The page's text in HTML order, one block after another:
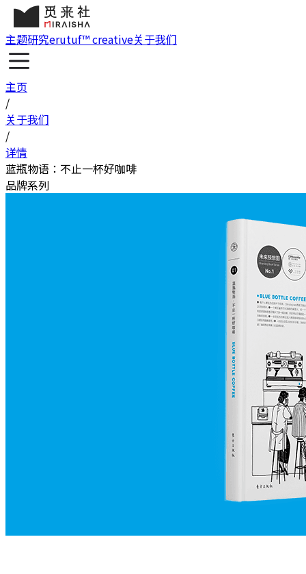
主题研究erutuf™ creative关于我们
主页
/
关于我们
/
详情
蓝瓶物语：不止一杯好咖啡
品牌系列